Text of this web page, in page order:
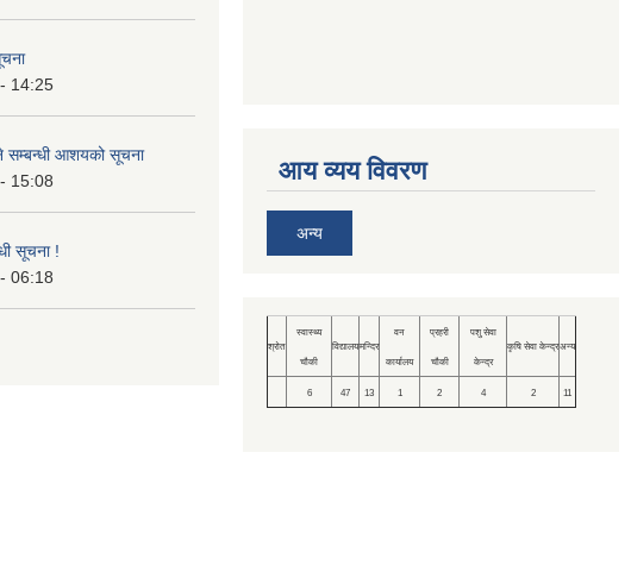
14:25
सम्बन्धी आशयको सूचना
15:08
सूचना !
06:18
आय व्यय विवरण
अन्य
श्रोत
स्वास्थ्य
चौकी
विद्यालयमन्दिर
वन
कार्यालय
प्रहरी
चौकी
पशु सेवा
केन्द्र
कृषि सेवा केन्द्रअन्य
6 47 13 1 2 4 2 11